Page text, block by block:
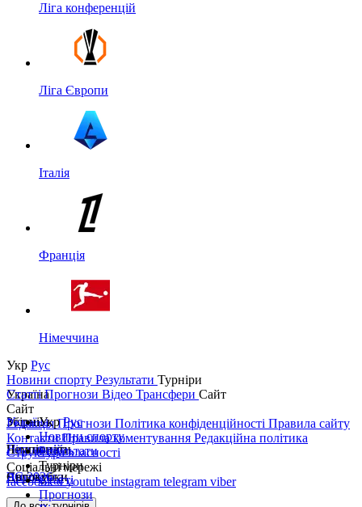
Ліга конференцій
Ліга Європи
Італія
Франція
Німеччина
Укр Рус
Новини спорту Результати Турніри
Україна
Україна
Перша ліга
Друга ліга
Кубок України
Збірні
Ліга націй
ЧС 2026
Чемпіонати
Англія
Іспанія
Єврокубки
Ліга чемпіонів
СтаттіПрогнози Відео Трансфери Сайт
Сайт
РедакціяПрогнози Політика конфіденційності Правила сайту
КонтактиПравила коментування Редакційна політика
Структура власності
Соціальні мережі
facebookxyoutube instagram telegram viber
УкрРус
Новини спорту
Результати
Турніри
Статті
Прогнози